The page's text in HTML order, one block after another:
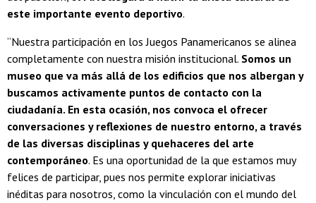
este importante evento deportivo.
­“Nuestra participación en los Juegos Panamericanos se alinea
completamente con nuestra misión institucional. Somos un
museo que va más allá de los edificios que nos albergan y
buscamos activamente puntos de contacto con la
ciudadanía. En esta ocasión, nos convoca el ofrecer
conversaciones y reflexiones de nuestro entorno, a través
de las diversas disciplinas y quehaceres del arte
contemporáneo. Es una oportunidad de la que estamos muy
felices de participar, pues nos permite explorar iniciativas
inéditas para nosotros, como la vinculación con el mundo del